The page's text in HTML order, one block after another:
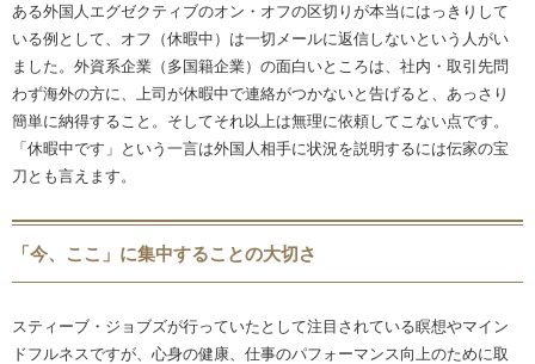
ある外国人エグゼクティブのオン・オフの区切りが本当にはっきりして
いる例として、オフ（休暇中）は一切メールに返信しないという人がい
ました。外資系企業（多国籍企業）の面白いところは、社内・取引先問
わず海外の方に、上司が休暇中で連絡がつかないと告げると、あっさり
簡単に納得すること。そしてそれ以上は無理に依頼してこない点です。
「休暇中です」という一言は外国人相手に状況を説明するには伝家の宝
刀とも言えます。
「今、ここ」に集中することの大切さ
スティーブ・ジョブズが行っていたとして注目されている瞑想やマイン
ドフルネスですが、心身の健康、仕事のパフォーマンス向上のために取